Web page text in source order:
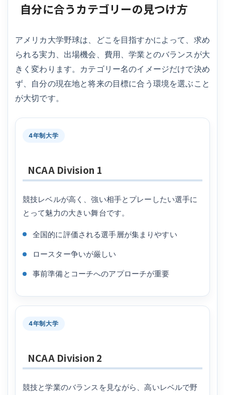
自分に合うカテゴリーの見つけ方
アメリカ大学野球は、どこを目指すかによって、求め
られる実力、出場機会、費用、学業とのバランスが大
きく変わります。カテゴリー名のイメージだけで決め
ず、自分の現在地と将来の目標に合う環境を選ぶこと
が大切です。
4年制大学
NCAA Division 1
競技レベルが高く、強い相手とプレーしたい選手に
とって魅力の大きい舞台です。
全国的に評価される選手層が集まりやすい
ロースター争いが厳しい
事前準備とコーチへのアプローチが重要
4年制大学
NCAA Division 2
競技と学業のバランスを見ながら、高いレベルで野